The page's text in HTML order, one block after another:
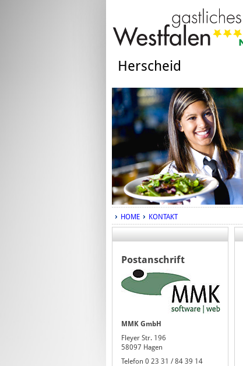
Herscheid
HOME KONTAKT
Postanschrift
MMK GmbH
Fleyer Str. 196
58097 Hagen
Telefon 0 23 31 / 84 39 14